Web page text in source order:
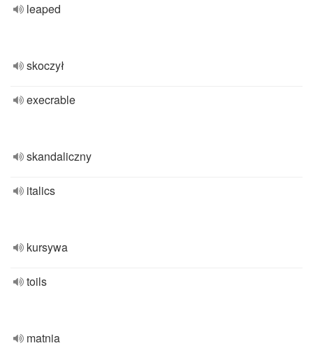
leaped
skoczył
execrable
skandaliczny
italics
kursywa
toils
matnia